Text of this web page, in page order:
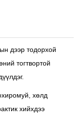
дээр тодорхой
тогтвортой
хөлд
хийхдээ